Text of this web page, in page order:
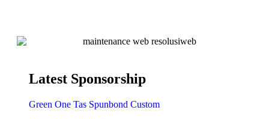
Latest Sponsorship
Green One Tas Spunbond Custom